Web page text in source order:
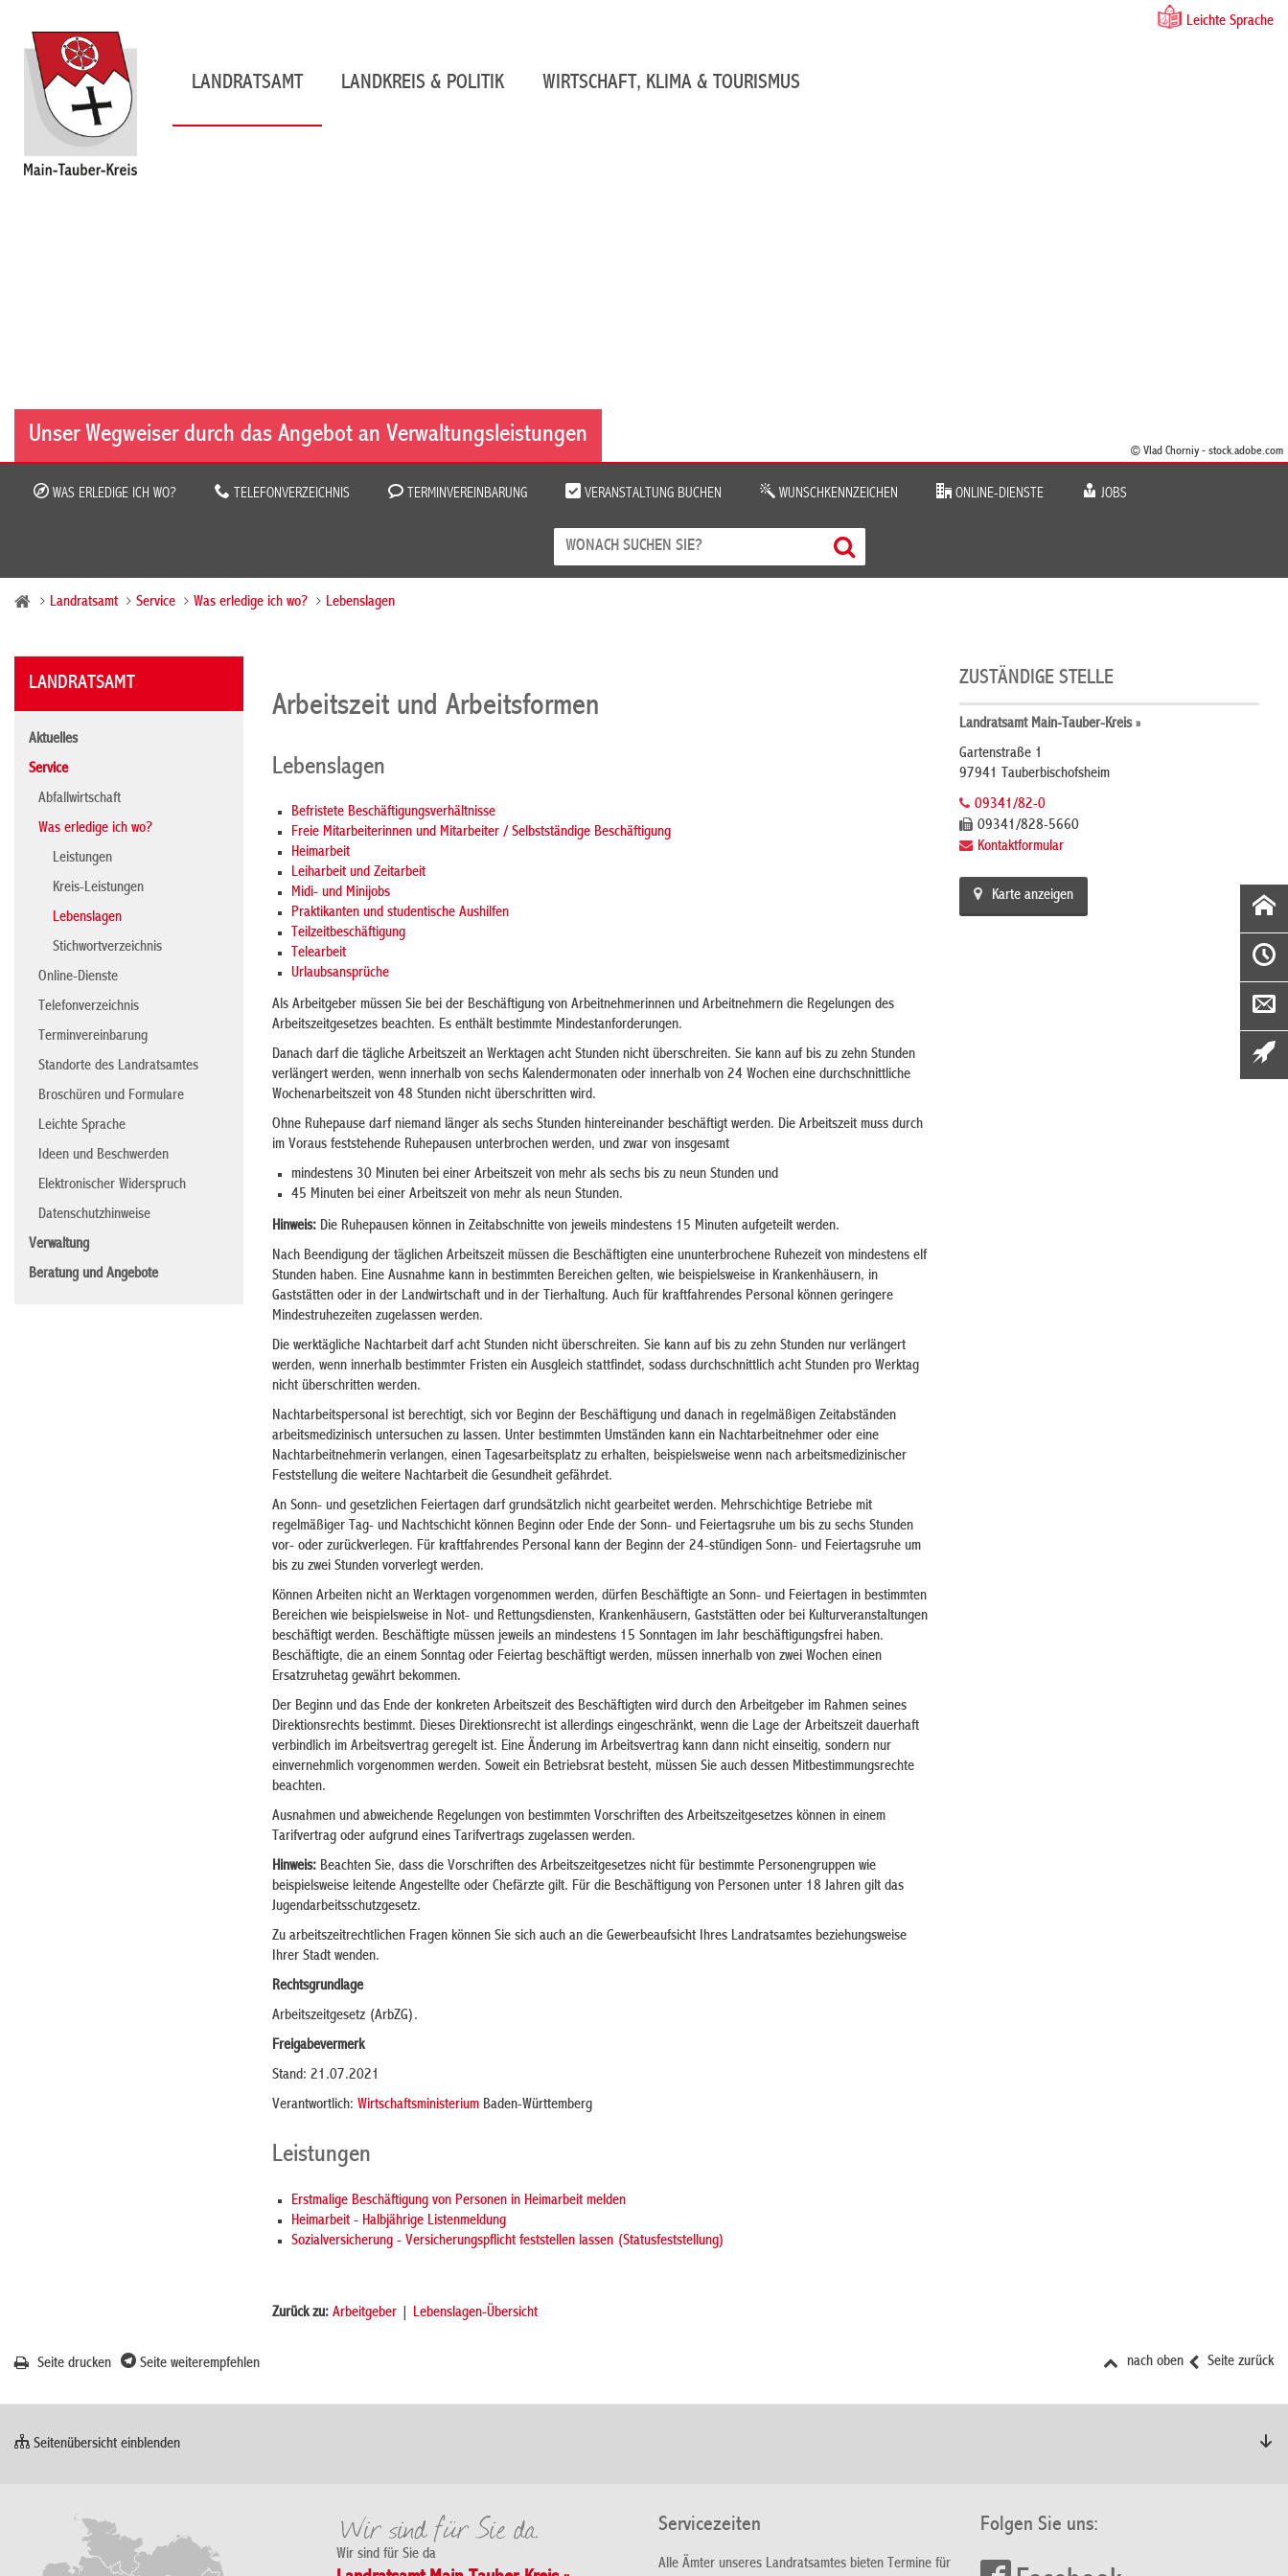
Leichte Sprache
LANDRATSAMT LANDKREIS & POLITIK WIRTSCHAFT, KLIMA & TOURISMUS
Unser Wegweiser durch das Angebot an Verwaltungsleistungen
© Vlad Chorniy - stock.adobe.com
WAS ERLEDIGE ICH WO? TELEFONVERZEICHNIS TERMINVEREINBARUNG VERANSTALTUNG BUCHEN WUNSCHKENNZEICHEN ONLINE-DIENSTE JOBS
Landratsamt Service Was erledige ich wo? Lebenslagen
LANDRATSAMT
Aktuelles
Service
Abfallwirtschaft
Was erledige ich wo?
Leistungen
Kreis-Leistungen
Lebenslagen
Stichwortverzeichnis
Online-Dienste
Telefonverzeichnis
Terminvereinbarung
Standorte des Landratsamtes
Broschüren und Formulare
Leichte Sprache
Ideen und Beschwerden
Elektronischer Widerspruch
Datenschutzhinweise
Verwaltung
Beratung und Angebote
Arbeitszeit und Arbeitsformen
Lebenslagen
Befristete Beschäftigungsverhältnisse
Freie Mitarbeiterinnen und Mitarbeiter / Selbstständige Beschäftigung
Heimarbeit
Leiharbeit und Zeitarbeit
Midi- und Minijobs
Praktikanten und studentische Aushilfen
Teilzeitbeschäftigung
Telearbeit
Urlaubsansprüche
Als Arbeitgeber müssen Sie bei der Beschäftigung von Arbeitnehmerinnen und Arbeitnehmern die Regelungen des
Arbeitszeitgesetzes beachten. Es enthält bestimmte Mindestanforderungen.
Danach darf die tägliche Arbeitszeit an Werktagen acht Stunden nicht überschreiten. Sie kann auf bis zu zehn Stunden
verlängert werden, wenn innerhalb von sechs Kalendermonaten oder innerhalb von 24 Wochen eine durchschnittliche
Wochenarbeitszeit von 48 Stunden nicht überschritten wird.
Ohne Ruhepause darf niemand länger als sechs Stunden hintereinander beschäftigt werden. Die Arbeitszeit muss durch
im Voraus feststehende Ruhepausen unterbrochen werden, und zwar von insgesamt
mindestens 30 Minuten bei einer Arbeitszeit von mehr als sechs bis zu neun Stunden und
45 Minuten bei einer Arbeitszeit von mehr als neun Stunden.
Hinweis: Die Ruhepausen können in Zeitabschnitte von jeweils mindestens 15 Minuten aufgeteilt werden.
Nach Beendigung der täglichen Arbeitszeit müssen die Beschäftigten eine ununterbrochene Ruhezeit von mindestens elf
Stunden haben. Eine Ausnahme kann in bestimmten Bereichen gelten, wie beispielsweise in Krankenhäusern, in
Gaststätten oder in der Landwirtschaft und in der Tierhaltung. Auch für kraftfahrendes Personal können geringere
Mindestruhezeiten zugelassen werden.
Die werktägliche Nachtarbeit darf acht Stunden nicht überschreiten. Sie kann auf bis zu zehn Stunden nur verlängert
werden, wenn innerhalb bestimmter Fristen ein Ausgleich stattfindet, sodass durchschnittlich acht Stunden pro Werktag
nicht überschritten werden.
Nachtarbeitspersonal ist berechtigt, sich vor Beginn der Beschäftigung und danach in regelmäßigen Zeitabständen
arbeitsmedizinisch untersuchen zu lassen. Unter bestimmten Umständen kann ein Nachtarbeitnehmer oder eine
Nachtarbeitnehmerin verlangen, einen Tagesarbeitsplatz zu erhalten, beispielsweise wenn nach arbeitsmedizinischer
Feststellung die weitere Nachtarbeit die Gesundheit gefährdet.
An Sonn- und gesetzlichen Feiertagen darf grundsätzlich nicht gearbeitet werden. Mehrschichtige Betriebe mit
regelmäßiger Tag- und Nachtschicht können Beginn oder Ende der Sonn- und Feiertagsruhe um bis zu sechs Stunden
vor- oder zurückverlegen. Für kraftfahrendes Personal kann der Beginn der 24-stündigen Sonn- und Feiertagsruhe um
bis zu zwei Stunden vorverlegt werden.
Können Arbeiten nicht an Werktagen vorgenommen werden, dürfen Beschäftigte an Sonn- und Feiertagen in bestimmten
Bereichen wie beispielsweise in Not- und Rettungsdiensten, Krankenhäusern, Gaststätten oder bei Kulturveranstaltungen
beschäftigt werden. Beschäftigte müssen jeweils an mindestens 15 Sonntagen im Jahr beschäftigungsfrei haben.
Beschäftigte, die an einem Sonntag oder Feiertag beschäftigt werden, müssen innerhalb von zwei Wochen einen
Ersatzruhetag gewährt bekommen.
Der Beginn und das Ende der konkreten Arbeitszeit des Beschäftigten wird durch den Arbeitgeber im Rahmen seines
Direktionsrechts bestimmt. Dieses Direktionsrecht ist allerdings eingeschränkt, wenn die Lage der Arbeitszeit dauerhaft
verbindlich im Arbeitsvertrag geregelt ist. Eine Änderung im Arbeitsvertrag kann dann nicht einseitig, sondern nur
einvernehmlich vorgenommen werden. Soweit ein Betriebsrat besteht, müssen Sie auch dessen Mitbestimmungsrechte
beachten.
Ausnahmen und abweichende Regelungen von bestimmten Vorschriften des Arbeitszeitgesetzes können in einem
Tarifvertrag oder aufgrund eines Tarifvertrags zugelassen werden.
Hinweis: Beachten Sie, dass die Vorschriften des Arbeitszeitgesetzes nicht für bestimmte Personengruppen wie
beispielsweise leitende Angestellte oder Chefärzte gilt. Für die Beschäftigung von Personen unter 18 Jahren gilt das
Jugendarbeitsschutzgesetz.
Zu arbeitszeitrechtlichen Fragen können Sie sich auch an die Gewerbeaufsicht Ihres Landratsamtes beziehungsweise
Ihrer Stadt wenden.
Rechtsgrundlage
Arbeitszeitgesetz (ArbZG).
Freigabevermerk
Stand: 21.07.2021
Verantwortlich: Wirtschaftsministerium Baden-Württemberg
Leistungen
Erstmalige Beschäftigung von Personen in Heimarbeit melden
Heimarbeit - Halbjährige Listenmeldung
Sozialversicherung - Versicherungspflicht feststellen lassen (Statusfeststellung)
Zurück zu: Arbeitgeber| Lebenslagen-Übersicht
ZUSTÄNDIGE STELLE
Landratsamt Main-Tauber-Kreis »
Gartenstraße 1
97941 Tauberbischofsheim
09341/82-0
09341/828-5660
Kontaktformular
Karte anzeigen
Seite zurück
nach oben
Seite drucken Seite weiterempfehlen
Seitenübersicht einblenden
Wir sind für Sie da
Servicezeiten
Alle Ämter unseres Landratsamtes bieten Termine für
Folgen Sie uns: